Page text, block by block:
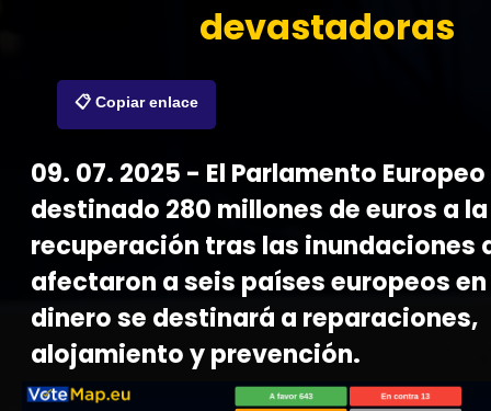
devastadoras
📋 Copiar enlace
09. 07. 2025 - El Parlamento
destinado 280 millones de euros a la
recuperación tras las inundaciones
afectaron a seis países europeos en
dinero se destinará a reparaciones,
alojamiento y prevención.